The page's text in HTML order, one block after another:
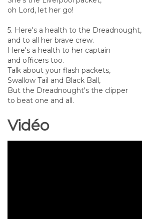
oh Lord, let her go!
5. Here's a health to the Dreadnought,
and to all her brave crew.
Here's a health to her captain
and officers too.
Talk about your flash packets,
Swallow Tail and Black Ball,
But the Dreadnought's the clipper
to beat one and all.
Vidéo